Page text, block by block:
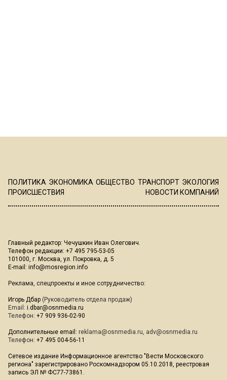
ПОЛИТИКА ЭКОНОМИКА ОБЩЕСТВО ТРАНСПОРТ ЭКОЛОГИЯ
ПРОИСШЕСТВИЯ
НОВОСТИ КОМПАНИЙ
Главный редактор: Чечушкин Иван Олегович.
Телефон редакции: +7 495 795-53-05
101000, г. Москва, ул. Покровка, д. 5
E-mail: info@mosregion.info
Реклама, спецпроекты и иное сотрудничество:
Игорь Дбар (Руководитель отдела продаж)
Email: i.dbar@osnmedia.ru
Телефон: +7 909 936-02-90
Дополнительные email: reklama@osnmedia.ru, adv@osnmedia.ru
Телефон: +7 495 004-56-11
Сетевое издание Информационное агентство "Вести Московского
региона" зарегистрировано Роскомнадзором 05.10.2018, реестровая
запись ЭЛ № ФС77-73861.